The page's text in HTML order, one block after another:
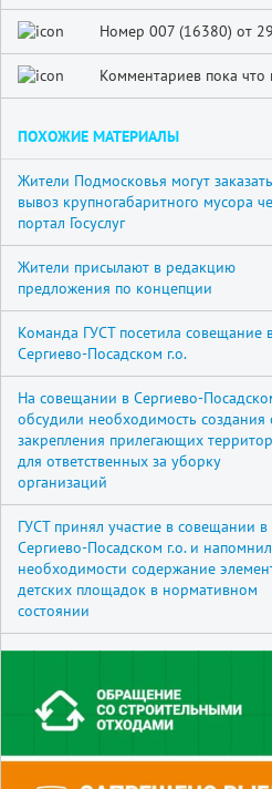
Номер 007 (16380) от
Комментариев пока что
ПОХОЖИЕ МАТЕРИАЛЫ
Жители Подмосковья могут заказать
вывоз крупногабаритного мусора
портал Госуслуг
Жители присылают в редакцию
предложения по концепции
Команда ГУСТ посетила совещание
Сергиево-Посадском г.о.
На совещании в Сергиево-
обсудили необходимость создания
закрепления прилегающих
для ответственных за уборку
организаций
ГУСТ принял участие в совещании в
Сергиево-Посадском г.о. и
необходимости содержание
детских площадок в нормативном
состоянии